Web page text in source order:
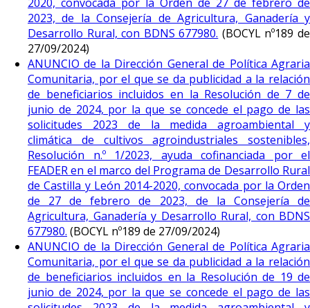
2023, de la Consejería de Agricultura, Ganadería y
Desarrollo Rural, con BDNS 677980. (BOCYL nº189 de
27/09/2024)
ANUNCIO de la Dirección General de Política Agraria
Comunitaria, por el que se da publicidad a la relación
de beneficiarios incluidos en la Resolución de 7 de
junio de 2024, por la que se concede el pago de las
solicitudes 2023 de la medida agroambiental y
climática de cultivos agroindustriales sostenibles,
Resolución n.º 1/2023, ayuda cofinanciada por el
FEADER en el marco del Programa de Desarrollo Rural
de Castilla y León 2014-2020, convocada por la Orden
de 27 de febrero de 2023, de la Consejería de
Agricultura, Ganadería y Desarrollo Rural, con BDNS
677980. (BOCYL nº189 de 27/09/2024)
ANUNCIO de la Dirección General de Política Agraria
Comunitaria, por el que se da publicidad a la relación
de beneficiarios incluidos en la Resolución de 19 de
junio de 2024, por la que se concede el pago de las